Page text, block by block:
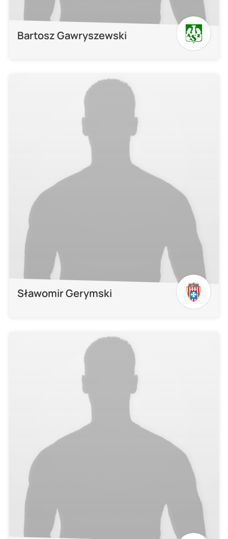
Bartosz Gawryszewski
Sławomir Gerymski